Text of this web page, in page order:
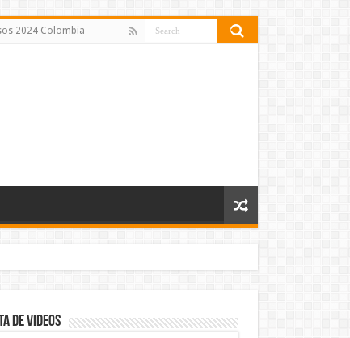
2024 Colombia
de Videos